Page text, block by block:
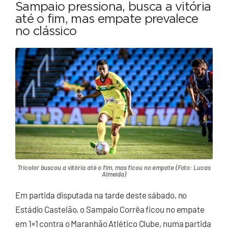
Sampaio pressiona, busca a vitória
até o fim, mas empate prevalece
no clássico
Tricolor buscou a vitória até o fim, mas ficou no empate (Foto: Lucas
Almeida)
Em partida disputada na tarde deste sábado, no
Estádio Castelão, o Sampaio Corrêa ficou no empate
em 1×1 contra o Maranhão Atlético Clube, numa partida